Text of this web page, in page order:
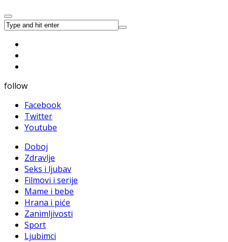
follow
Facebook
Twitter
Youtube
Doboj
Zdravlje
Seks i ljubav
Filmovi i serije
Mame i bebe
Hrana i piće
Zanimljivosti
Sport
Ljubimci